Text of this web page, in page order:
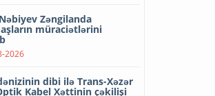
Zəngilanda
müraciətlərini
2026
dibi ilə Trans-Xəzər
Kabel Xəttinin çəkilişi